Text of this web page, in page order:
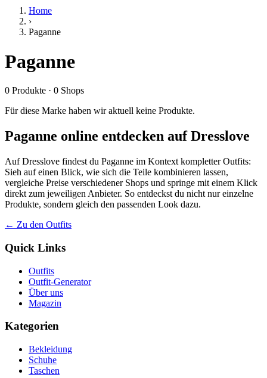
Home
›
Paganne
Paganne
0 Produkte · 0 Shops
Für diese Marke haben wir aktuell keine Produkte.
Paganne online entdecken auf Dresslove
Auf Dresslove findest du Paganne im Kontext kompletter Outfits:
Sieh auf einen Blick, wie sich die Teile kombinieren lassen,
vergleiche Preise verschiedener Shops und springe mit einem Klick
direkt zum jeweiligen Anbieter. So entdeckst du nicht nur einzelne
Produkte, sondern gleich den passenden Look dazu.
← Zu den Outfits
Quick Links
Outfits
Outfit-Generator
Über uns
Magazin
Kategorien
Bekleidung
Schuhe
Taschen